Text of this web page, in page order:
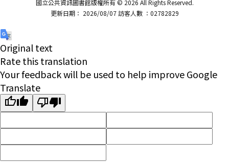
國立公共資訊圖書館版權所有 © 2026 All Rights Reserved.
更新日期： 2026/08/07 訪客人數 ：02782829
Original text
Rate this translation
Your feedback will be used to help improve Google
Translate